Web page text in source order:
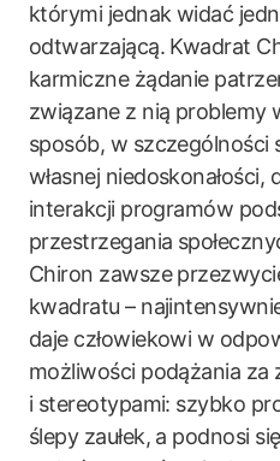
którymi jednak widać
odtwarzającą. Kwadrat
karmiczne żądanie
związane z nią problemy
sposób, w szczególności
własnej niedoskonałości,
interakcji programów
przestrzegania
Chiron zawsze
kwadratu –
daje człowiekowi w
możliwości podążania za
i stereotypami: szybko
ślepy zaułek, a podnosi